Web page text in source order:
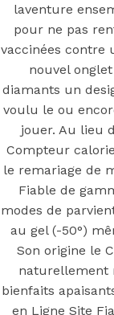
Search
for:
F
Search
for:
laventure
pour ne pas
vaccinées contre
nouvel
diamants un
voulu le ou
jouer. Au lieu
Compteur
le remariage de
Fiable de
modes de
au gel (-50°)
Son origine le
naturellement
bienfaits
en Ligne Site